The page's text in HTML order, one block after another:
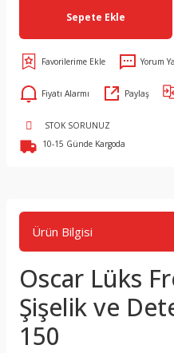
Sepete Ekle
Yorum
Fiyatı Alarmı Paylaş
STOK SORUNUZ
10-15 Günde Kargoda
Ürün Bilgisi
Oscar Lüks
Şişelik ve
150